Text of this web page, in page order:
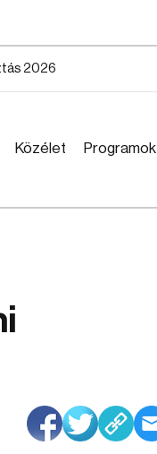
2026
Közélet Programok